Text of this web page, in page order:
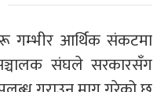
गम्भीर आर्थिक संकटमा
संघले सरकारसँग